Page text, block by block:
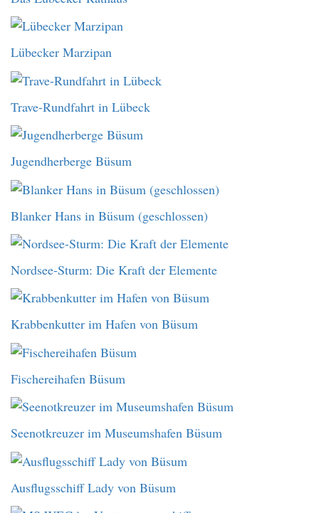
Lübecker Marzipan
Trave-Rundfahrt in Lübeck
Jugendherberge Büsum
Blanker Hans in Büsum (geschlossen)
Nordsee-Sturm: Die Kraft der Elemente
Krabbenkutter im Hafen von Büsum
Fischereihafen Büsum
Seenotkreuzer im Museumshafen Büsum
Ausflugsschiff Lady von Büsum